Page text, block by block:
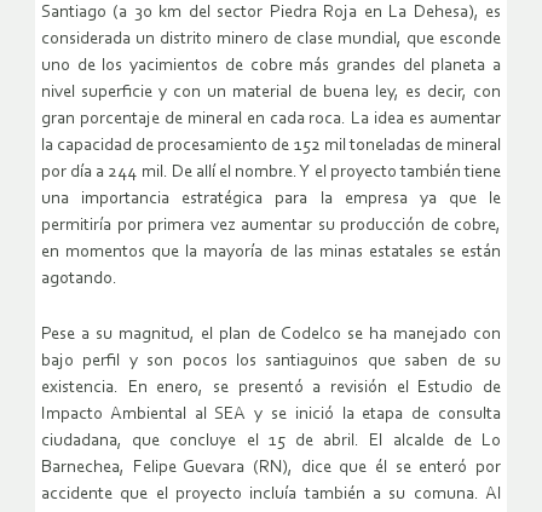
Santiago (a 30 km del sector Piedra Roja en La Dehesa), es
considerada un distrito minero de clase mundial, que esconde
uno de los yacimientos de cobre más grandes del planeta a
nivel superficie y con un material de buena ley, es decir, con
gran porcentaje de mineral en cada roca. La idea es aumentar
la capacidad de procesamiento de 152 mil toneladas de mineral
por día a 244 mil. De allí el nombre. Y el proyecto también tiene
una importancia estratégica para la empresa ya que le
permitiría por primera vez aumentar su producción de cobre,
en momentos que la mayoría de las minas estatales se están
agotando.
Pese a su magnitud, el plan de Codelco se ha manejado con
bajo perfil y son pocos los santiaguinos que saben de su
existencia. En enero, se presentó a revisión el Estudio de
Impacto Ambiental al SEA y se inició la etapa de consulta
ciudadana, que concluye el 15 de abril. El alcalde de Lo
Barnechea, Felipe Guevara (RN), dice que él se enteró por
accidente que el proyecto incluía también a su comuna. Al